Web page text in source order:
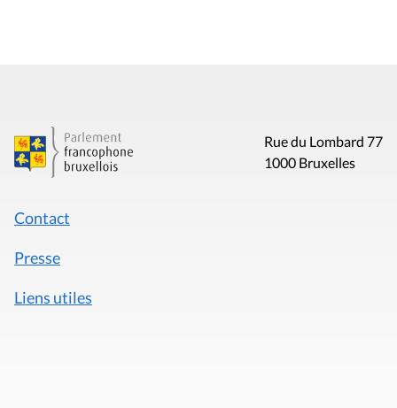
Rue du Lombard 77
1000 Bruxelles
Contact
Presse
Liens utiles